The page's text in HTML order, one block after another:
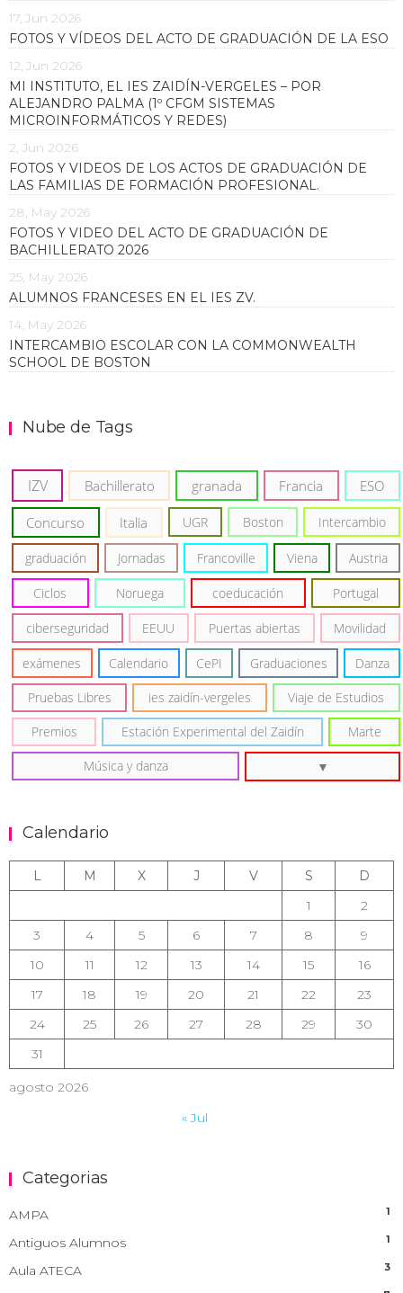
17, Jun 2026
FOTOS Y VÍDEOS DEL ACTO DE GRADUACIÓN DE LA ESO
12, Jun 2026
MI INSTITUTO, EL IES ZAIDÍN-VERGELES – POR
ALEJANDRO PALMA (1º CFGM SISTEMAS
MICROINFORMÁTICOS Y REDES)
2, Jun 2026
FOTOS Y VIDEOS DE LOS ACTOS DE GRADUACIÓN DE
LAS FAMILIAS DE FORMACIÓN PROFESIONAL.
28, May 2026
FOTOS Y VIDEO DEL ACTO DE GRADUACIÓN DE
BACHILLERATO 2026
25, May 2026
ALUMNOS FRANCESES EN EL IES ZV.
14, May 2026
INTERCAMBIO ESCOLAR CON LA COMMONWEALTH
SCHOOL DE BOSTON
Nube de Tags
IZV Bachillerato granada Francia ESO
Concurso Italia UGR Boston Intercambio
graduación Jornadas Francoville Viena Austria
Ciclos Noruega coeducación Portugal
ciberseguridad EEUU Puertas abiertas Movilidad
exámenes Calendario CePI Graduaciones Danza
Pruebas Libres ies zaidín-vergeles Viaje de Estudios
Premios Estación Experimental del Zaidín Marte
Música y danza
Calendario
agosto 2026
L M X J V S
D
1
2
3
4 5 6 7 8
9
10
11 12 13 14 15
16
17
18 19 20 21 22
23
24
25 26 27 28 29
30
31
« Jul
Categorias
AMPA 1
Antiguos Alumnos 1
Aula ATECA 3